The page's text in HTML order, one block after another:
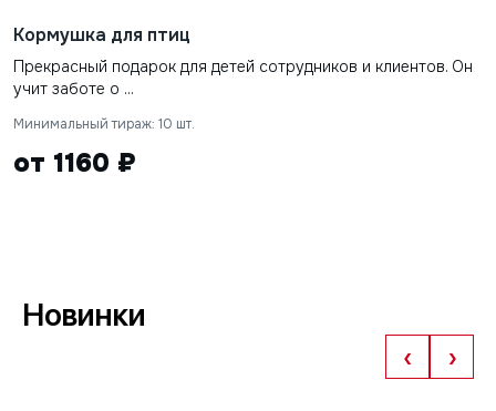
Кормушка для птиц
Прекрасный подарок для детей сотрудников и клиентов. Он
учит заботе о ...
Минимальный тираж: 10 шт.
от 1160 ₽
Новинки
‹ ›